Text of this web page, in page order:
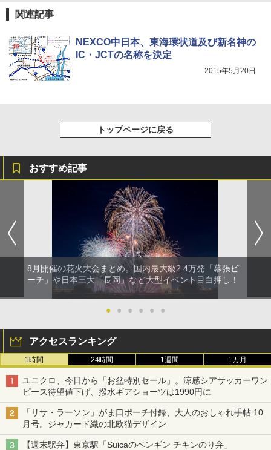
￥14,800
￥3,080
関連記事
NEXCO中日本、東海環状道及び新名神の
IC・JCTの名称を決定
2015年5月20日
トップページに戻る
おすすめ記事
8月開催の花火大会まとめ。国内最大級2.4万発「幕張ビ
ーチ」や日本三大「長岡」など大型イベント目白押し！
● ● ● ● ● ●
アクセスランキング
1時間 24時間 1週間 1カ月
ユニクロ、今日から「お盆特別セール」。涼感シアサッカーワン
ピース待望値下げ、撥水ギアショーツは1990円に
「リサ・ラーソン」がま口ポーチ付録、大人のおしゃれ手帖 10
月号。ジャカード織の北欧猫デザイン
【週末駅弁】東京駅「Suicaのペンギン チキンのり弁」